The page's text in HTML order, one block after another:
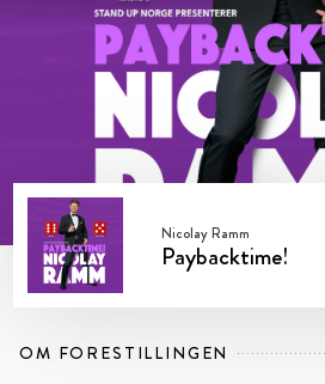
Nicolay Ramm
Paybacktime!
OM FORESTILLINGEN